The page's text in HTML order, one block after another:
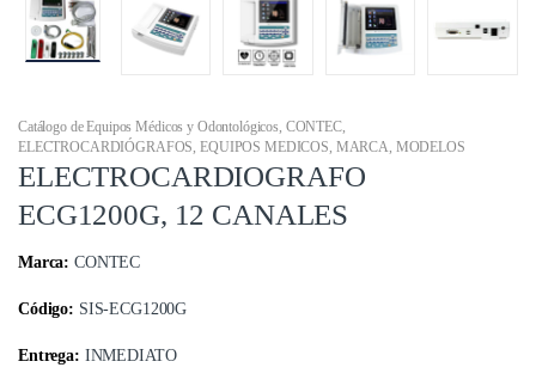
Catálogo de Equipos Médicos y Odontológicos, CONTEC,
ELECTROCARDIÓGRAFOS,EQUIPOS MEDICOS, MARCA, MODELOS
ELECTROCARDIOGRAFO
ECG1200G, 12 CANALES
Marca: CONTEC
Código: SIS-ECG1200G
Entrega: INMEDIATO